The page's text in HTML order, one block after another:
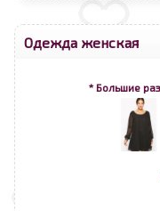
Одежда женская
* Большие